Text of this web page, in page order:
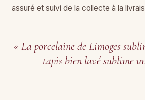
assuré et suivi de la collecte à la
« La porcelaine de Limoges
tapis bien lavé sublime